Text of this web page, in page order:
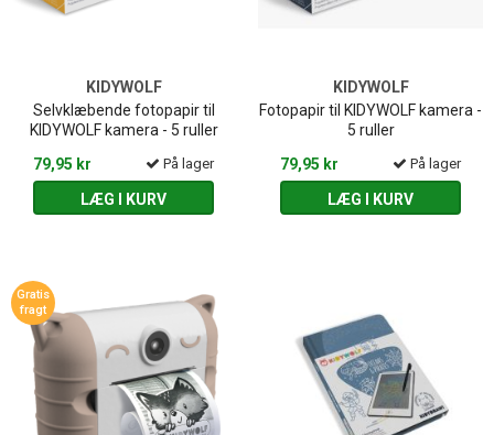
KIDYWOLF
Selvklæbende fotopapir til
KIDYWOLF kamera - 5 ruller
79,95 kr
På lager
LÆG I KURV
KIDYWOLF
Fotopapir til KIDYWOLF kamera -
5 ruller
79,95 kr
På lager
LÆG I KURV
Gratis
fragt